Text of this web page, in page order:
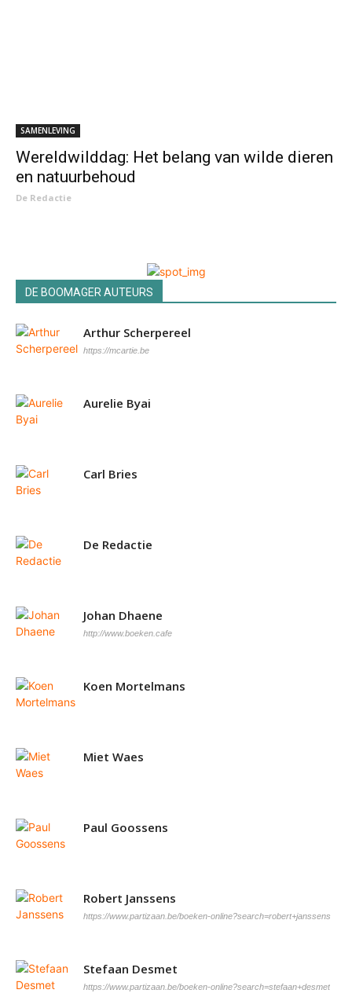
SAMENLEVING
Wereldwilddag: Het belang van wilde dieren
en natuurbehoud
De Redactie
DE BOOMAGER AUTEURS
Arthur Scherpereel
https://mcartie.be
Aurelie Byai
Carl Bries
De Redactie
Johan Dhaene
http://www.boeken.cafe
Koen Mortelmans
Miet Waes
Paul Goossens
Robert Janssens
https://www.partizaan.be/boeken-online?search=robert+janssens
Stefaan Desmet
https://www.partizaan.be/boeken-online?search=stefaan+desmet